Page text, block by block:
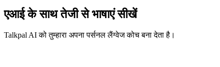
एआई के साथ तेजी से भाषाएं सीखें
Talkpal AI को तुम्हारा अपना पर्सनल लैंग्वेज कोच बना देता है।